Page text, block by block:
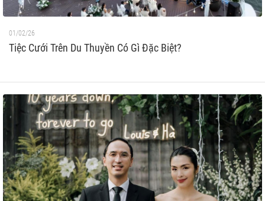
01/02/26
Tiệc Cưới Trên Du Thuyền Có Gì Đặc Biệt?